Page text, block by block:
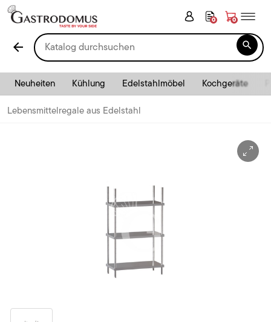
0 0
arrow_back 
Neuheiten Kühlung Edelstahlmöbel Kochgeräte
Lebensmittelregale aus Edelstahl